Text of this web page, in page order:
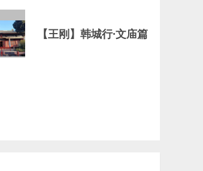
【王刚】韩城行·文庙篇